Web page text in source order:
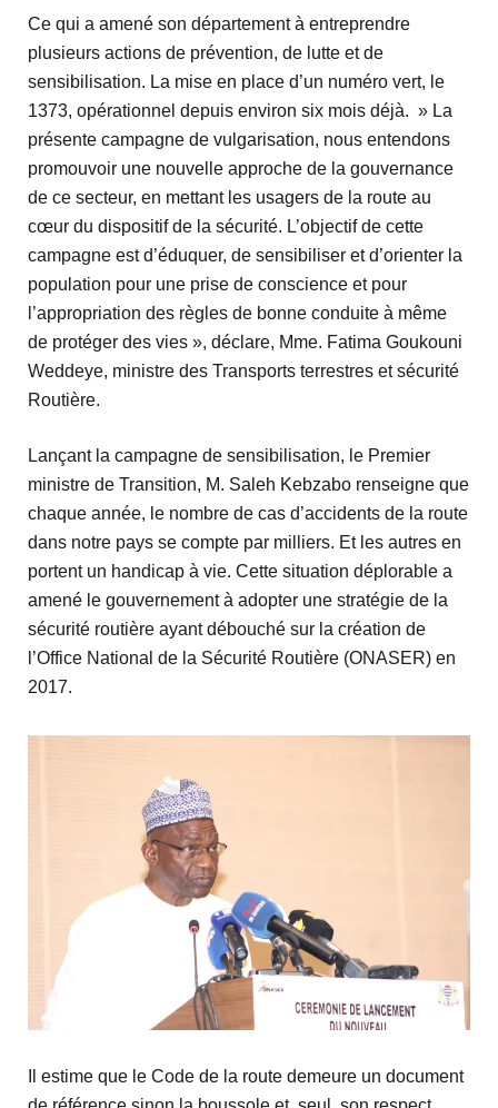
Ce qui a amené son département à entreprendre
plusieurs actions de prévention, de lutte et de
sensibilisation. La mise en place d’un numéro vert, le
1373, opérationnel depuis environ six mois déjà. » La
présente campagne de vulgarisation, nous entendons
promouvoir une nouvelle approche de la gouvernance
de ce secteur, en mettant les usagers de la route au
cœur du dispositif de la sécurité. L’objectif de cette
campagne est d’éduquer, de sensibiliser et d’orienter la
population pour une prise de conscience et pour
l’appropriation des règles de bonne conduite à même
de protéger des vies », déclare, Mme. Fatima Goukouni
Weddeye, ministre des Transports terrestres et sécurité
Routière.
Lançant la campagne de sensibilisation, le Premier
ministre de Transition, M. Saleh Kebzabo renseigne que
chaque année, le nombre de cas d’accidents de la route
dans notre pays se compte par milliers. Et les autres en
portent un handicap à vie. Cette situation déplorable a
amené le gouvernement à adopter une stratégie de la
sécurité routière ayant débouché sur la création de
l’Office National de la Sécurité Routière (ONASER) en
2017.
Il estime que le Code de la route demeure un document